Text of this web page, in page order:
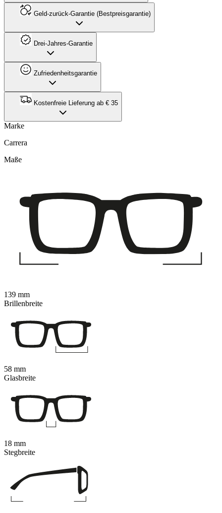
Geld-zurück-Garantie (Bestpreisgarantie)
Drei-Jahres-Garantie
Zufriedenheitsgarantie
Kostenfreie Lieferung ab € 35
Marke
Carrera
Maße
139 mm
Brillenbreite
58 mm
Glasbreite
18 mm
Stegbreite